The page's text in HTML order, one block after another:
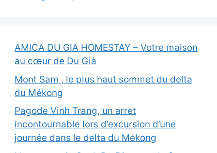
AMICA DU GIA HOMESTAY – Votre maison
au cœur de Du Già
Mont Sam , le plus haut sommet du delta
du Mékong
Pagode Vinh Trang, un arret
incontournable lors d’excursion d’une
journée dans le delta du Mékong